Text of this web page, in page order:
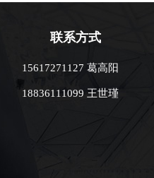
联系方式
15617271127 葛高阳
18836111099 王世瑾